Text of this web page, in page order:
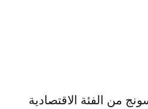
من الفئة الاقتصادية